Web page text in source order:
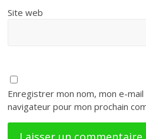
Site web
Enregistrer mon nom, mon e-
navigateur pour mon prochain